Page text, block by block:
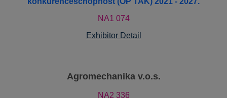
NA1 074
Exhibitor Detail
Agromechanika v.o.s.
NA2 336